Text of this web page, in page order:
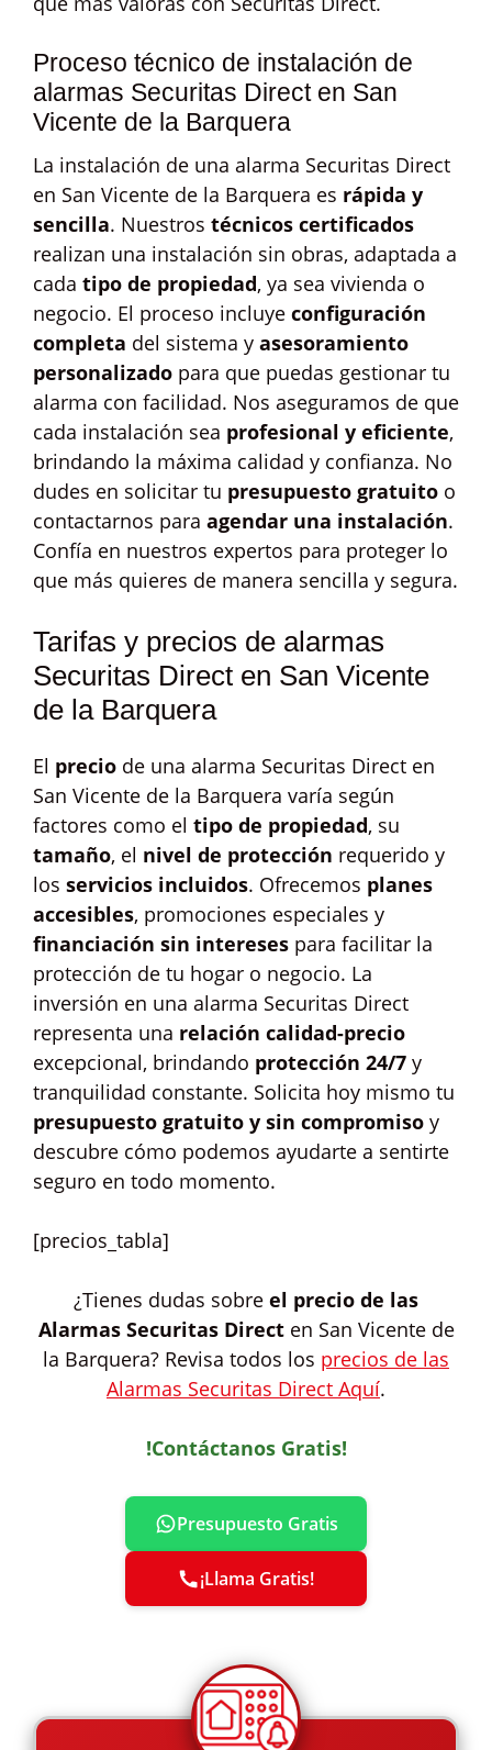
Proceso técnico de instalación de
alarmas Securitas Direct en San
Vicente de la Barquera
La instalación de una alarma Securitas Direct
en San Vicente de la Barquera es rápida y
sencilla. Nuestros técnicos certificados
realizan una instalación sin obras, adaptada a
cada tipo de propiedad, ya sea vivienda o
negocio. El proceso incluye configuración
completa del sistema y asesoramiento
personalizado para que puedas gestionar tu
alarma con facilidad. Nos aseguramos de que
cada instalación sea profesional y eficiente,
brindando la máxima calidad y confianza. No
dudes en solicitar tu presupuesto gratuito o
contactarnos para agendar una instalación.
Confía en nuestros expertos para proteger lo
que más quieres de manera sencilla y segura.
Tarifas y precios de alarmas
Securitas Direct en San Vicente
de la Barquera
El precio de una alarma Securitas Direct en
San Vicente de la Barquera varía según
factores como el tipo de propiedad, su
tamaño, el nivel de protección requerido y
los servicios incluidos. Ofrecemos planes
accesibles, promociones especiales y
financiación sin intereses para facilitar la
protección de tu hogar o negocio. La
inversión en una alarma Securitas Direct
representa una relación calidad-precio
excepcional, brindando protección 24/7 y
tranquilidad constante. Solicita hoy mismo tu
presupuesto gratuito y sin compromiso y
descubre cómo podemos ayudarte a sentirte
seguro en todo momento.
[precios_tabla]
¿Tienes dudas sobre el precio de las
Alarmas Securitas Directen San Vicente de
la Barquera? Revisa todos los precios de las
Alarmas Securitas Direct Aquí.
!Contáctanos Gratis!
Presupuesto Gratis
¡Llama Gratis!